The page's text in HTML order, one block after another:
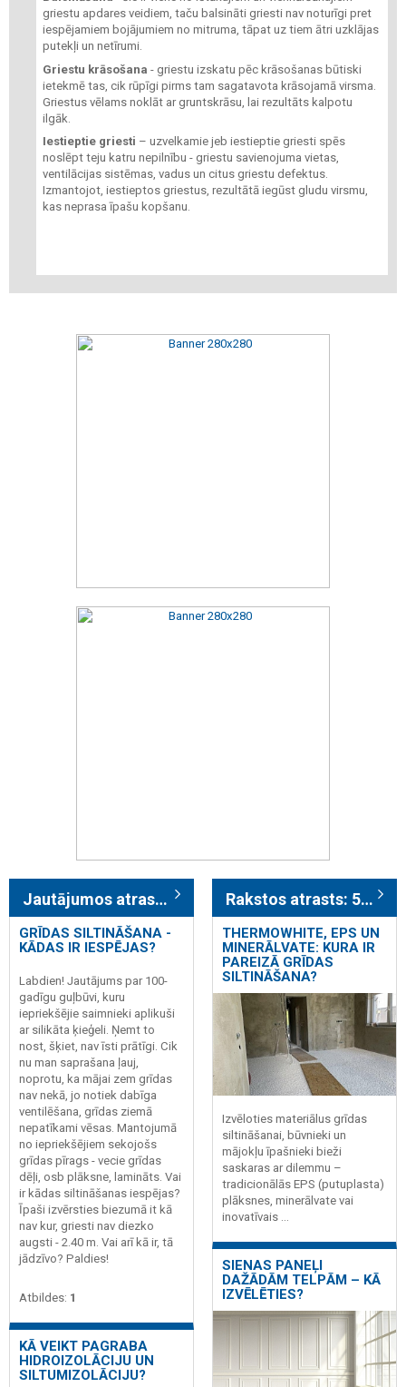
griestu apdares veidiem, taču balsināti griesti nav noturīgi pret
iespējamiem bojājumiem no mitruma, tāpat uz tiem ātri uzklājas
putekļi un netīrumi.
Griestu krāsošana - griestu izskatu pēc krāsošanas būtiski
ietekmē tas, cik rūpīgi pirms tam sagatavota krāsojamā virsma.
Griestus vēlams noklāt ar gruntskrāsu, lai rezultāts kalpotu
ilgāk.
Iestieptie griesti – uzvelkamie jeb iestieptie griesti spēs
noslēpt teju katru nepilnību - griestu savienojuma vietas,
ventilācijas sistēmas, vadus un citus griestu defektus.
Izmantojot, iestieptos griestus, rezultātā iegūst gludu virsmu,
kas neprasa īpašu kopšanu.
Jautājumos atrasts: 89
GRĪDAS SILTINĀŠANA -
KĀDAS IR IESPĒJAS?
Labdien! Jautājums par 100-
gadīgu guļbūvi, kuru
iepriekšējie saimnieki aplikuši
ar silikāta ķieģeli. Ņemt to
nost, šķiet, nav īsti prātīgi. Cik
nu man saprašana ļauj,
noprotu, ka mājai zem grīdas
nav nekā, jo notiek dabīga
ventilēšana, grīdas ziemā
nepatīkami vēsas. Mantojumā
no iepriekšējiem sekojošs
grīdas pīrags - vecie grīdas
dēļi, osb plāksne, lamināts. Vai
ir kādas siltināšanas iespējas?
Īpaši izvērsties biezumā it kā
nav kur, griesti nav diezko
augsti - 2.40 m. Vai arī kā ir, tā
jādzīvo? Paldies!
Atbildes: 1
KĀ VEIKT PAGRABA
HIDROIZOLĀCIJU UN
SILTUMIZOLĀCIJU?
Rakstos atrasts: 585
THERMOWHITE, EPS UN
MINERĀLVATE: KURA IR
PAREIZĀ GRĪDAS
SILTINĀŠANA?
Izvēloties materiālus grīdas
siltināšanai, būvnieki un
mājokļu īpašnieki bieži
saskaras ar dilemmu –
tradicionālās EPS (putuplasta)
plāksnes, minerālvate vai
inovatīvais ...
SIENAS PANEĻI
DAŽĀDĀM TELPĀM – KĀ
IZVĒLĒTIES?